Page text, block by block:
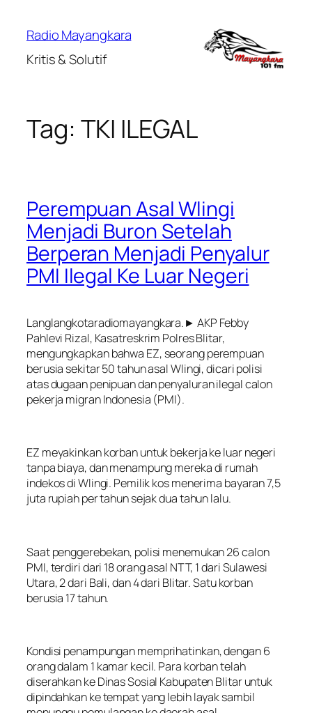
Radio Mayangkara
Kritis & Solutif
Tag: TKI ILEGAL
Perempuan Asal Wlingi
Menjadi Buron Setelah
Berperan Menjadi Penyalur
PMI Ilegal Ke Luar Negeri
Langlangkotaradiomayangkara.► AKP Febby
Pahlevi Rizal, Kasatreskrim Polres Blitar,
mengungkapkan bahwa EZ, seorang perempuan
berusia sekitar 50 tahun asal Wlingi, dicari polisi
atas dugaan penipuan dan penyaluran ilegal calon
pekerja migran Indonesia (PMI).
EZ meyakinkan korban untuk bekerja ke luar negeri
tanpa biaya, dan menampung mereka di rumah
indekos di Wlingi. Pemilik kos menerima bayaran 7,5
juta rupiah per tahun sejak dua tahun lalu.
Saat penggerebekan, polisi menemukan 26 calon
PMI, terdiri dari 18 orang asal NTT, 1 dari Sulawesi
Utara, 2 dari Bali, dan 4 dari Blitar. Satu korban
berusia 17 tahun.
Kondisi penampungan memprihatinkan, dengan 6
orang dalam 1 kamar kecil. Para korban telah
diserahkan ke Dinas Sosial Kabupaten Blitar untuk
dipindahkan ke tempat yang lebih layak sambil